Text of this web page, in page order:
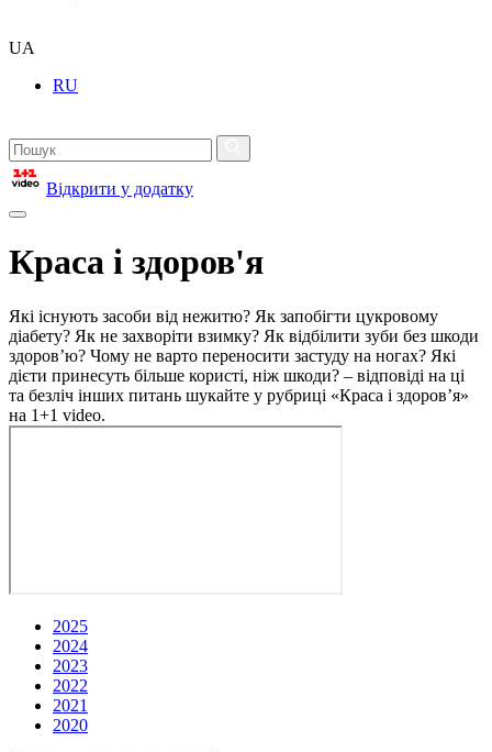
UA
RU
Відкрити у додатку
Краса і здоров'я
Які існують засоби від нежитю? Як запобігти цукровому
діабету? Як не захворіти взимку? Як відбілити зуби без шкоди
здоров’ю? Чому не варто переносити застуду на ногах? Які
дієти принесуть більше користі, ніж шкоди? – відповіді на ці
та безліч інших питань шукайте у рубриці «Краса і здоров’я»
на 1+1 video.
2025
2024
2023
2022
2021
2020